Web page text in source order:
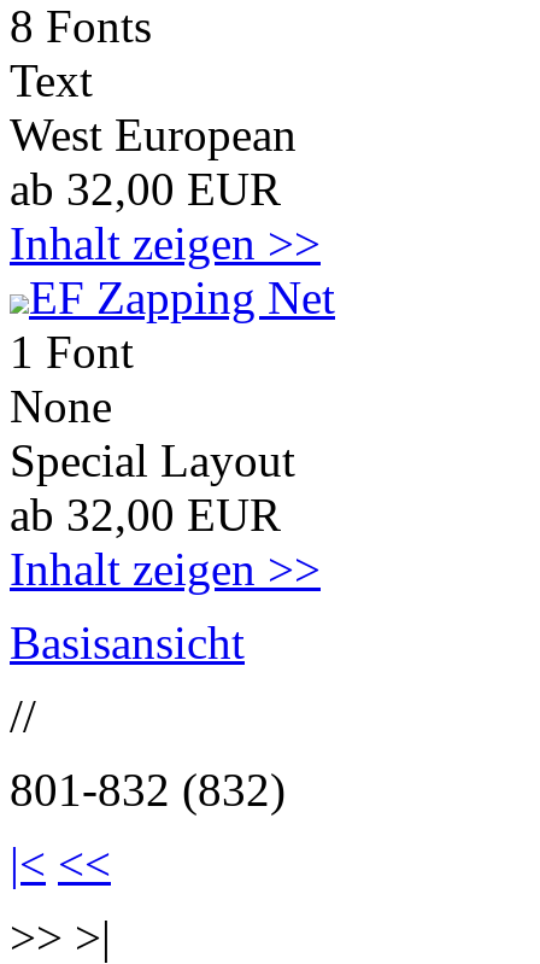
8 Fonts
Text
West European
ab 32,00 EUR
Inhalt zeigen >>
EF Zapping Net
1 Font
None
Special Layout
ab 32,00 EUR
Inhalt zeigen >>
Basisansicht
//
801-832 (832)
|< <<
>> >|